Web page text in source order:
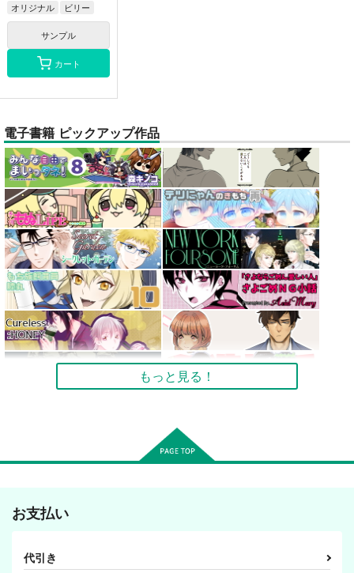
オリジナル ビリー
サンプル
カート
電子書籍 ピックアップ作品
もっと見る！
お支払い
代引き